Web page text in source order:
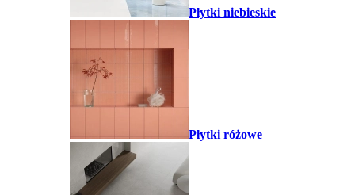
Płytki niebieskie
Płytki różowe